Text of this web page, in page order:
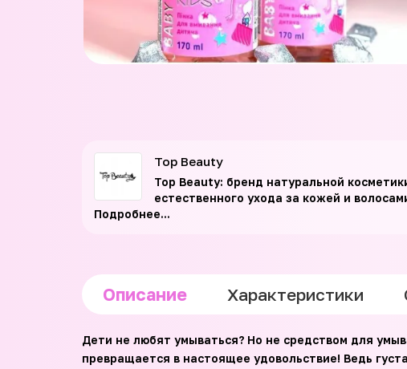
Top Beauty
Top Beauty: бренд натуральной
естественного ухода за кожей и
Подробнее...
Описание Характеристики
Дети не любят умываться? Но не средством для
превращается в настоящее удовольствие! Ведь